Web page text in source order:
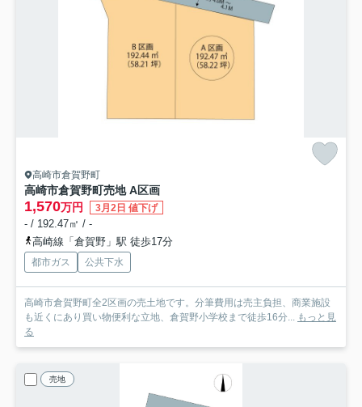
高崎市倉賀野町
高崎市倉賀野町売地 A区画
1,570万円 3月2日 値下げ
- / 192.47㎡ / -
高崎線「倉賀野」駅 徒歩17分
都市ガス 公共下水
高崎市倉賀野町全2区画の売土地です。分筆費用は売主負担、商業施設
も近くにあり買い物便利な立地、倉賀野小学校まで徒歩16分... もっと見
る
売地